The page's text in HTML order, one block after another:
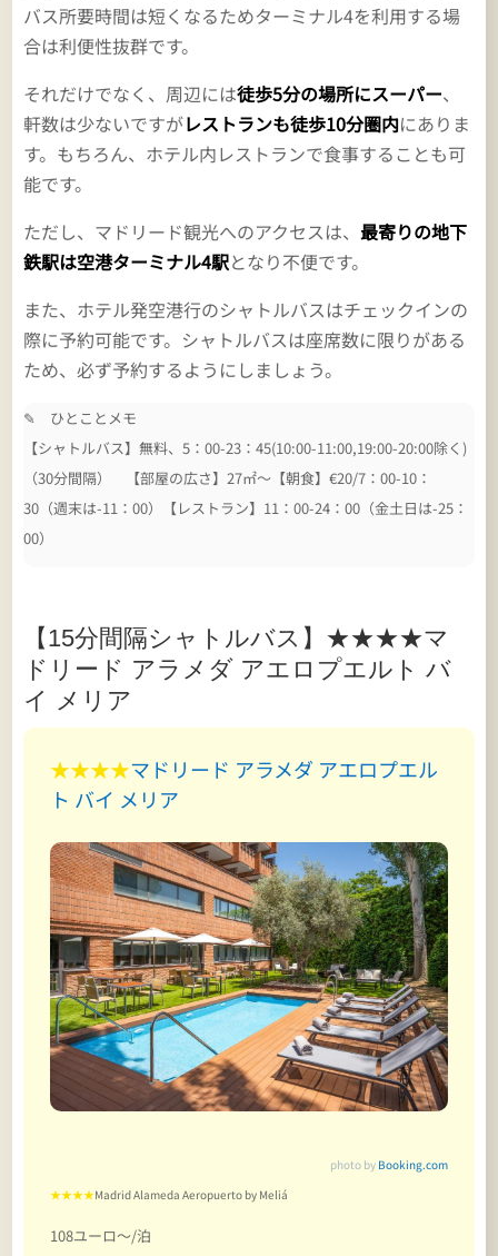
バス所要時間は短くなるためターミナル4を利用する場
合は利便性抜群です。
それだけでなく、周辺には徒歩5分の場所にスーパー、
軒数は少ないですがレストランも徒歩10分圏内にありま
す。もちろん、ホテル内レストランで食事することも可
能です。
ただし、マドリード観光へのアクセスは、 最寄りの地下
鉄駅は空港ターミナル4駅となり不便です。
また、ホテル発空港行のシャトルバスはチェックインの
際に予約可能です。シャトルバスは座席数に限りがある
ため、必ず予約するようにしましょう。
✎ ひとことメモ
【シャトルバス】無料、5：00-23：45(10:00-11:00,19:00-20:00除く)
（30分間隔） 【部屋の広さ】27㎡～【朝食】€20/7：00-10：
30（週末は-11：00）【レストラン】11：00-24：00（金土日は-25：
00）
【15分間隔シャトルバス】★★★★マ
ドリード アラメダ アエロプエルト バ
イ メリア
★★★★マドリード アラメダ アエロプエル
ト バイ メリア
photo by Booking.com
★★★★Madrid Alameda Aeropuerto by Meliá
108ユーロ～/泊